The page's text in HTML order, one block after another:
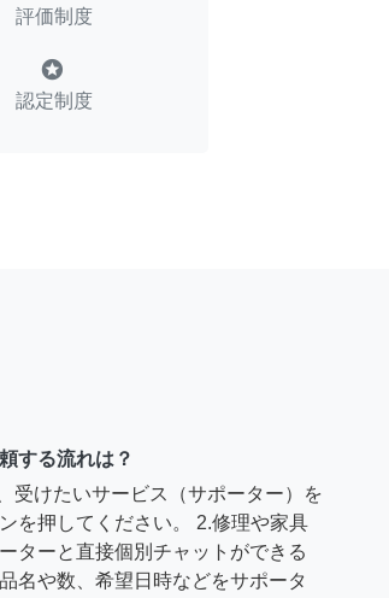
評価制度
stars
認定制度
する流れは？
受けたいサービス（サポーター）を
を押してください。 2.修理や家具
ターと直接個別チャットができる
名や数、希望日時などをサポータ